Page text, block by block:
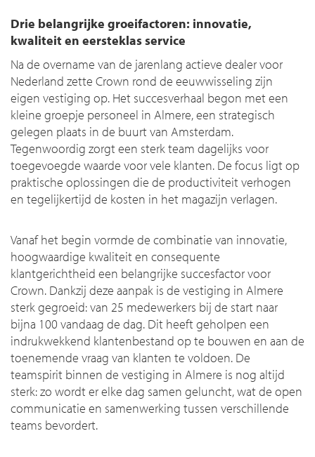
Drie belangrijke groeifactoren: innovatie,
kwaliteit en eersteklas service
Na de overname van de jarenlang actieve dealer voor
Nederland zette Crown rond de eeuwwisseling zijn
eigen vestiging op. Het succesverhaal begon met een
kleine groepje personeel in Almere, een strategisch
gelegen plaats in de buurt van Amsterdam.
Tegenwoordig zorgt een sterk team dagelijks voor
toegevoegde waarde voor vele klanten. De focus ligt op
praktische oplossingen die de productiviteit verhogen
en tegelijkertijd de kosten in het magazijn verlagen.
Vanaf het begin vormde de combinatie van innovatie,
hoogwaardige kwaliteit en consequente
klantgerichtheid een belangrijke succesfactor voor
Crown. Dankzij deze aanpak is de vestiging in Almere
sterk gegroeid: van 25 medewerkers bij de start naar
bijna 100 vandaag de dag. Dit heeft geholpen een
indrukwekkend klantenbestand op te bouwen en aan de
toenemende vraag van klanten te voldoen. De
teamspirit binnen de vestiging in Almere is nog altijd
sterk: zo wordt er elke dag samen geluncht, wat de open
communicatie en samenwerking tussen verschillende
teams bevordert.